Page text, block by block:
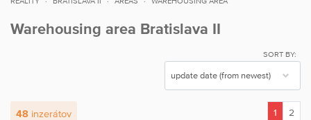
Warehousing area Bratislava II
SORT BY:
48 inzerátov
1
2